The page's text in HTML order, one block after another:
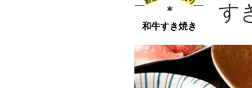
和牛すき焼き
す